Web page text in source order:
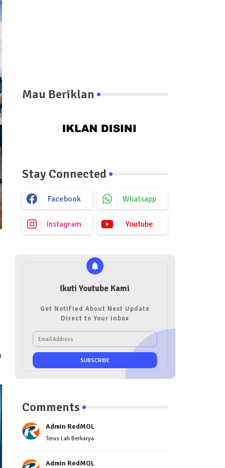
Mau Beriklan
Stay Connected
Facebook Whatsapp
Instagram Youtube
Ikuti Youtube Kami
Get Notified About Next Update
Direct to Your inbox
Comments
Admin RedMOL
Terus Lah Berkarya
Admin RedMOL